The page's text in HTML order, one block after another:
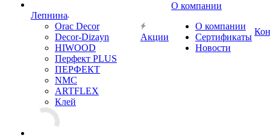
Лепнина
Orac Decor
Decor-Dizayn
HIWOOD
Перфект PLUS
ПЕРФЕКТ
NMC
ARTFLEX
Клей
Акции
О компании
О компании
Сертификаты
Новости